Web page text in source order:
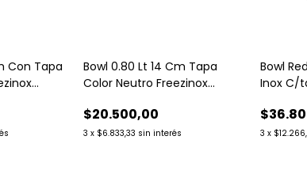
Con Tapa
Bowl 0.80 Lt 14 Cm Tapa
Color Neutro Freezinox
$20.500,00
3 x $6.833,33 sin interés
Bowl
Inox C/
3 x